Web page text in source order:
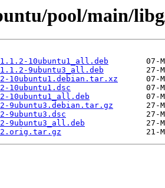
pool/main/
10ubuntu1_all.deb
9ubuntu3_all.deb
10ubuntu1.debian.tar.xz
10ubuntu1.dsc
10ubuntu1_all.deb
9ubuntu3.debian.tar.gz
9ubuntu3.dsc
9ubuntu3_all.deb